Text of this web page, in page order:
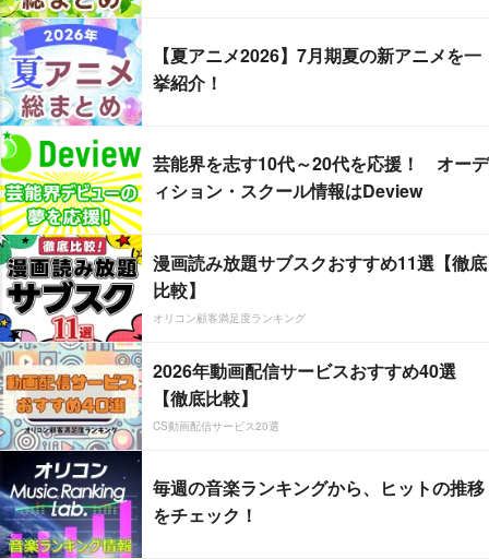
【夏アニメ2026】7月期夏の新アニメを一
挙紹介！
芸能界を志す10代～20代を応援！ オーデ
ィション・スクール情報はDeview
漫画読み放題サブスクおすすめ11選【徹底
比較】
オリコン顧客満足度ランキング
2026年動画配信サービスおすすめ40選
【徹底比較】
CS動画配信サービス20選
毎週の音楽ランキングから、ヒットの推移
をチェック！